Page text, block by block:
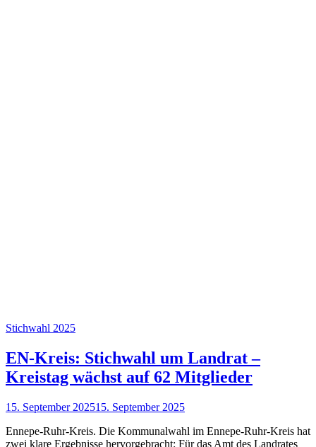
Stichwahl 2025
EN-Kreis: Stichwahl um Landrat –
Kreistag wächst auf 62 Mitglieder
15. September 202515. September 2025
Ennepe-Ruhr-Kreis. Die Kommunalwahl im Ennepe-Ruhr-Kreis hat
zwei klare Ergebnisse hervorgebracht: Für das Amt des Landrates